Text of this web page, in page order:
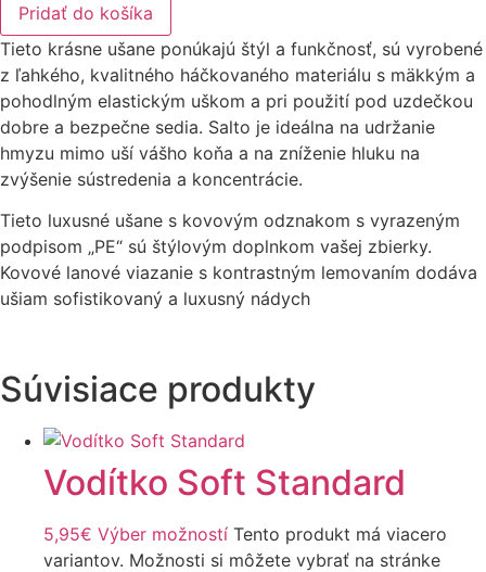
Pridať do košíka
Tieto krásne ušane ponúkajú štýl a funkčnosť, sú vyrobené
z ľahkého, kvalitného háčkovaného materiálu s mäkkým a
pohodlným elastickým uškom a pri použití pod uzdečkou
dobre a bezpečne sedia. Salto je ideálna na udržanie
hmyzu mimo uší vášho koňa a na zníženie hluku na
zvýšenie sústredenia a koncentrácie.
Tieto luxusné ušane s kovovým odznakom s vyrazeným
podpisom „PE“ sú štýlovým doplnkom vašej zbierky.
Kovové lanové viazanie s kontrastným lemovaním dodáva
ušiam sofistikovaný a luxusný nádych
Súvisiace produkty
Vodítko Soft Standard
5,95€ Výber možností Tento produkt má viacero
variantov. Možnosti si môžete vybrať na stránke